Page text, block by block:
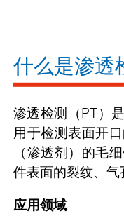
什么是渗透
渗透检测（PT）
用于检测表面开
（渗透剂）的毛
件表面的裂纹、气
应用领域